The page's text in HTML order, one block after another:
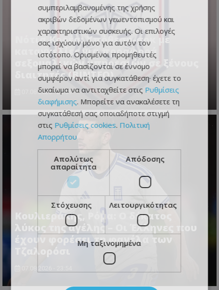
Νότια Κορέα: Υπόθεση-σοκ με
καταγγελίες για προσφορά
σεξουαλικών υπηρεσιών σε ξένους
διαιτητές (BINTEO)
07.08.2026 - 23:59
Κουλιεράκης, Ρόμα: Ο δέκατος
λύκος της αγέλης – Οι Έλληνες που
έχουν φορέσει τη φανέλα των
συμπεριλαμβανομένης της χρήσης
ακριβών δεδομένων γεωεντοπισμού και
χαρακτηριστικών συσκευής. Οι επιλογές
σας ισχύουν μόνο για αυτόν τον
ιστότοπο. Ορισμένοι προμηθευτές
μπορεί να βασίζονται σε έννομο
συμφέρον αντί για συγκατάθεση· έχετε το
δικαίωμα να αντιταχθείτε στις Ρυθμίσεις
διαφήμισης. Μπορείτε να ανακαλέσετε τη
συγκατάθεσή σας οποιαδήποτε στιγμή
στις Ρυθμίσεις cookies. Πολιτική
Απορρήτου
Απολύτως
απαραίτητα
Απόδοσης
Στόχευσης Λειτουργικότητας
Μη ταξινομημένα